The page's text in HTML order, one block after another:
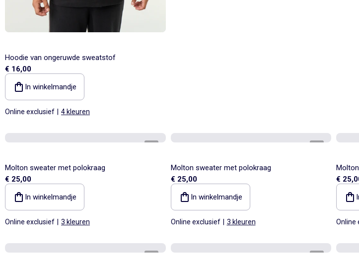
Hoodie van ongeruwde sweatstof
€ 16,00
In winkelmandje
Online exclusief 4 kleuren
Molton sweater met polokraag
€ 25,00
In winkelmandje
Online exclusief 3 kleuren
Molton sweater met polokraag
€ 25,00
In winkelmandje
Online exclusief 3 kleuren
€
Online